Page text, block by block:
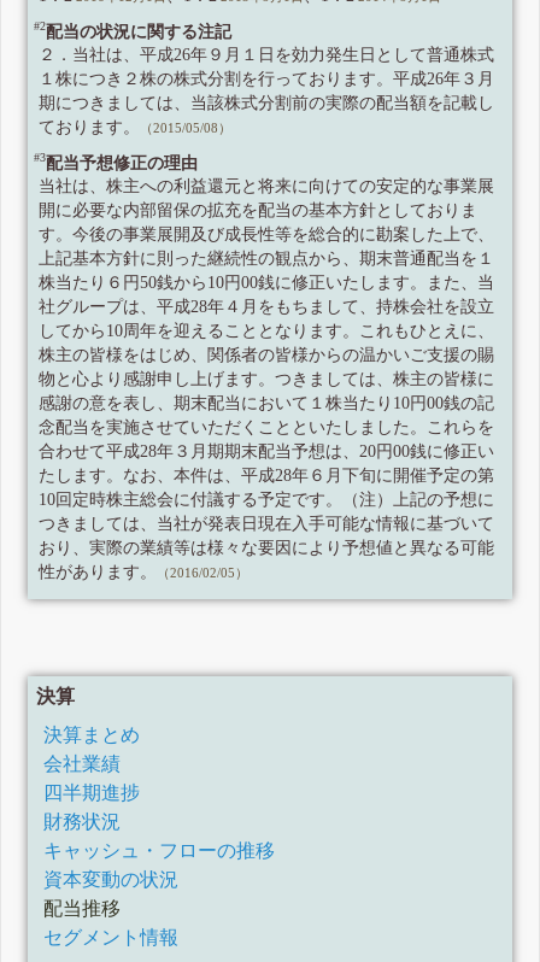
#2配当の状況に関する注記
２．当社は、平成26年９月１日を効力発生日として普通株式
１株につき２株の株式分割を行っております。平成26年３月
期につきましては、当該株式分割前の実際の配当額を記載し
ております。
（2015/05/08）
#3配当予想修正の理由
当社は、株主への利益還元と将来に向けての安定的な事業展
開に必要な内部留保の拡充を配当の基本方針としておりま
す。今後の事業展開及び成長性等を総合的に勘案した上で、
上記基本方針に則った継続性の観点から、期末普通配当を１
株当たり６円50銭から10円00銭に修正いたします。また、当
社グループは、平成28年４月をもちまして、持株会社を設立
してから10周年を迎えることとなります。これもひとえに、
株主の皆様をはじめ、関係者の皆様からの温かいご支援の賜
物と心より感謝申し上げます。つきましては、株主の皆様に
感謝の意を表し、期末配当において１株当たり10円00銭の記
念配当を実施させていただくことといたしました。これらを
合わせて平成28年３月期期末配当予想は、20円00銭に修正い
たします。なお、本件は、平成28年６月下旬に開催予定の第
10回定時株主総会に付議する予定です。（注）上記の予想に
つきましては、当社が発表日現在入手可能な情報に基づいて
おり、実際の業績等は様々な要因により予想値と異なる可能
性があります。
（2016/02/05）
決算
決算まとめ
会社業績
四半期進捗
財務状況
キャッシュ・フローの推移
資本変動の状況
配当推移
セグメント情報